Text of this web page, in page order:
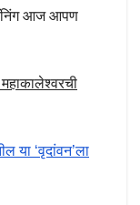
आज आपण
या ‘वृदांवन’ला